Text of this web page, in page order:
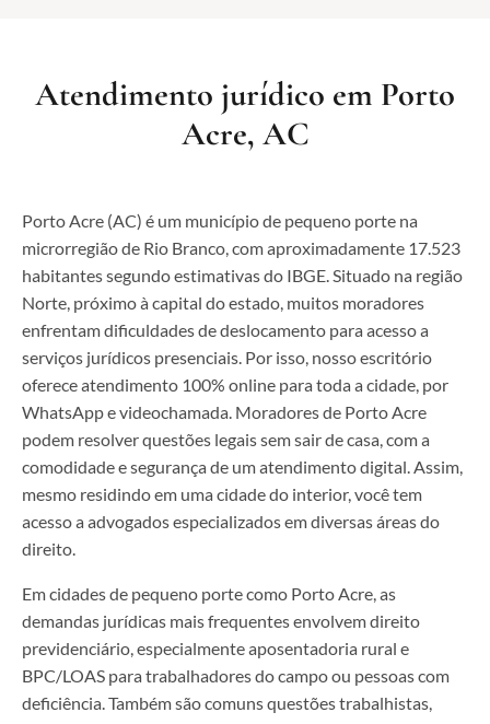
Atendimento jurídico em Porto
Acre, AC
Porto Acre (AC) é um município de pequeno porte na
microrregião de Rio Branco, com aproximadamente 17.523
habitantes segundo estimativas do IBGE. Situado na região
Norte, próximo à capital do estado, muitos moradores
enfrentam dificuldades de deslocamento para acesso a
serviços jurídicos presenciais. Por isso, nosso escritório
oferece atendimento 100% online para toda a cidade, por
WhatsApp e videochamada. Moradores de Porto Acre
podem resolver questões legais sem sair de casa, com a
comodidade e segurança de um atendimento digital. Assim,
mesmo residindo em uma cidade do interior, você tem
acesso a advogados especializados em diversas áreas do
direito.
Em cidades de pequeno porte como Porto Acre, as
demandas jurídicas mais frequentes envolvem direito
previdenciário, especialmente aposentadoria rural e
BPC/LOAS para trabalhadores do campo ou pessoas com
deficiência. Também são comuns questões trabalhistas,